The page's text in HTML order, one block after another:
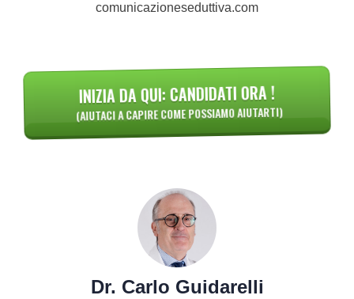
comunicazioneseduttiva.com
INIZIA DA QUI: CANDIDATI ORA !
(AIUTACI A CAPIRE COME POSSIAMO AIUTARTI)
Dr. Carlo Guidarelli